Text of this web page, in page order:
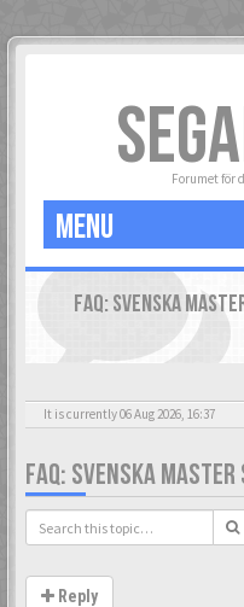
Forumet för
MENU
FAQ: SVENSKA
It is currently 06 Aug 2026, 16:37
FAQ: SVENSKA
Reply